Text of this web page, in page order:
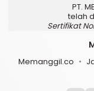
PT.
telah
Sertifikat
Memanggil.co